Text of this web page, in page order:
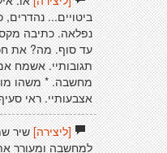
ביטויים...
נפלאה. כתיבה
עד סוף. מה? את
תגובותיי. אשמח אם
מחשבה. * משהו
אצבעותיי. ראי
[ליצירה]שיר
למחשבה ומעורר